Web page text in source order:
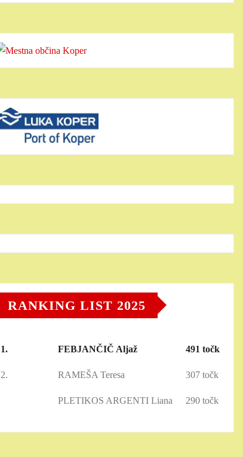
RANKING LIST 2025
1. FEBJANČIČ Aljaž 491 točk
2. RAMEŠA Teresa 307 točk
PLETIKOS ARGENTI Liana 290 točk